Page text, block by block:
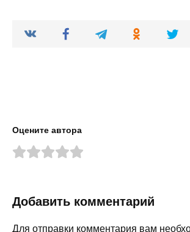
Оцените автора
Добавить комментарий
Для отправки комментария вам